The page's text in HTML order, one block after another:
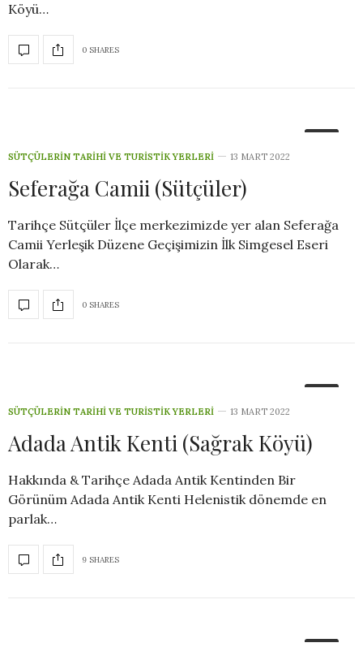
Köyü…
0 SHARES
SÜTÇÜLERIN TARIHI VE TURISTIK YERLERI
13 MART 2022
Seferağa Camii (Sütçüler)
Tarihçe Sütçüler İlçe merkezimizde yer alan Seferağa
Camii Yerleşik Düzene Geçişimizin İlk Simgesel Eseri
Olarak…
0 SHARES
SÜTÇÜLERIN TARIHI VE TURISTIK YERLERI
13 MART 2022
Adada Antik Kenti (Sağrak Köyü)
Hakkında & Tarihçe Adada Antik Kentinden Bir
Görünüm Adada Antik Kenti Helenistik dönemde en
parlak…
9 SHARES